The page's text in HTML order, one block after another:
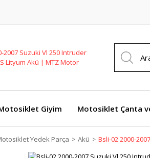
Giyim Motosiklet Çanta
Yedek Parça Akü Bsli-02 2000-